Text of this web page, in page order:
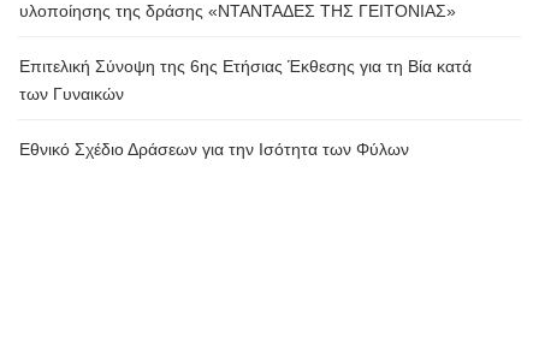
υλοποίησης της δράσης «ΝΤΑΝΤΑΔΕΣ ΤΗΣ ΓΕΙΤΟΝΙΑΣ»
Επιτελική Σύνοψη της 6ης Ετήσιας Έκθεσης για τη Βία κατά
των Γυναικών
Εθνικό Σχέδιο Δράσεων για την Ισότητα των Φύλων